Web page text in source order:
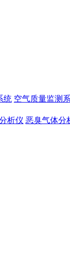
统 空气质量监测
析仪 恶臭气体分